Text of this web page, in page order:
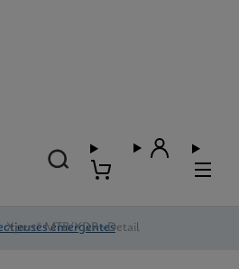
émergentes
Xpert® MTB/XDR - Detail